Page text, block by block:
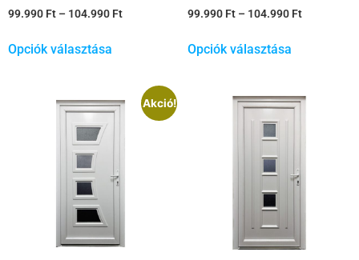
99.990 Ft – 104.990 Ft
Opciók választása
99.990 Ft – 104.990 Ft
Opciók választása
Akció!